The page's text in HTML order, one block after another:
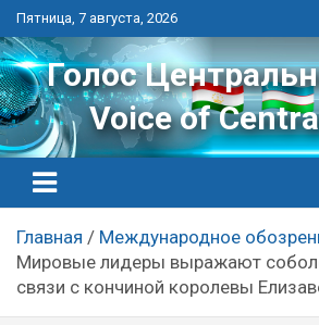
Перейти
к
контенту
Пятница, 7 августа, 2026
Голос
Voice of
Главная
Международное
Мировые лидеры выражают
связи с кончиной королевы